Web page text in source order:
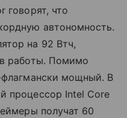
говорят, что
автономность.
на 92 Втч,
работы. Помимо
флагмански мощный. В
процессор Intel Core
получат 60